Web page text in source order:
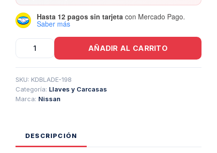
Hasta 12 pagos sin tarjeta con Mercado Pago.
Saber más
Inserto
Nissan
Nisn14r
Derecho
cantidad
AÑADIR AL CARRITO
SKU: KDBLADE-198
Categoría: Llaves y Carcasas
Marca: Nissan
DESCRIPCIÓN